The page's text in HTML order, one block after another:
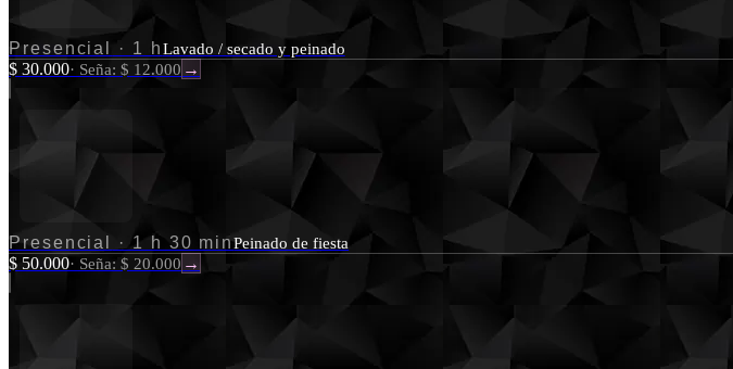
Presencial · 1 hLavado / secado y peinado
$ 30.000· Seña: $ 12.000 →
Presencial · 1 h 30 minPeinado de fiesta
$ 50.000· Seña: $ 20.000 →